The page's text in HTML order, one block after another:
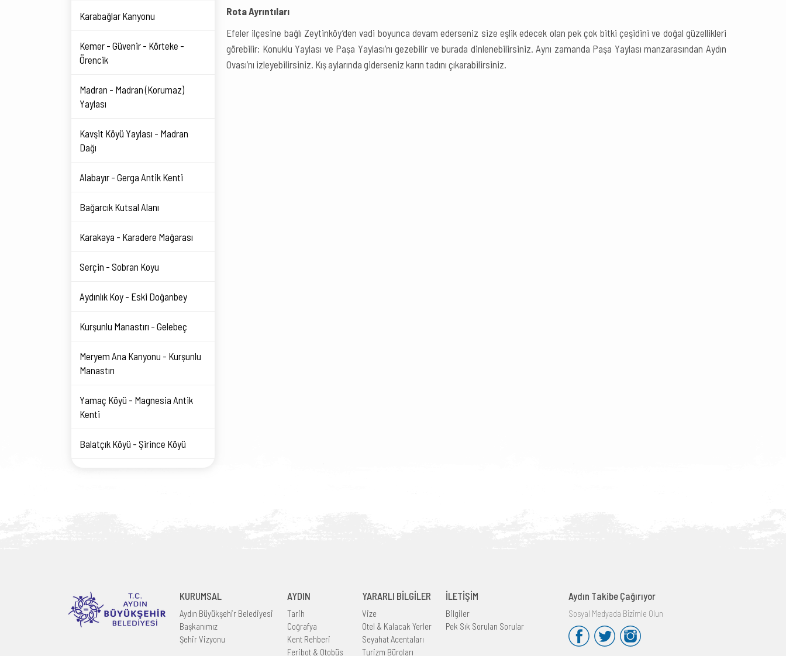
Karabağlar Kanyonu
Kemer - Güvenir - Körteke -
Örencik
Madran - Madran (Korumaz)
Yaylası
Kavşit Köyü Yaylası - Madran
Dağı
Alabayır - Gerga Antik Kenti
Bağarcık Kutsal Alanı
Karakaya - Karadere Mağarası
Serçin - Sobran Koyu
Aydınlık Koy - Eski Doğanbey
Kurşunlu Manastırı - Gelebeç
Meryem Ana Kanyonu - Kurşunlu
Manastırı
Yamaç Köyü - Magnesia Antik
Kenti
Balatçık Köyü - Şirince Köyü
Rota Ayrıntıları
Efeler ilçesine bağlı Zeytinköy’den vadi boyunca devam ederseniz size eşlik edecek olan pek çok bitki çeşidini ve doğal güzellikleri
görebilir; Konuklu Yaylası ve Paşa Yaylası’nı gezebilir ve burada dinlenebilirsiniz. Aynı zamanda Paşa Yaylası manzarasından Aydın
Ovası’nı izleyebilirsiniz. Kış aylarında giderseniz karın tadını çıkarabilirsiniz.
KURUMSAL
Aydın Büyükşehir Belediyesi
Başkanımız
Şehir Vizyonu
AYDIN
Tarih
Coğrafya
Kent Rehberi
Feribot & Otobüs
YARARLI BİLGİLER
Vize
Otel & Kalacak Yerler
Seyahat Acentaları
Turizm Büroları
İLETİŞİM
Bilgiler
Pek Sık Sorulan Sorular
Aydın Takibe Çağırıyor
Sosyal Medyada Bizimle Olun